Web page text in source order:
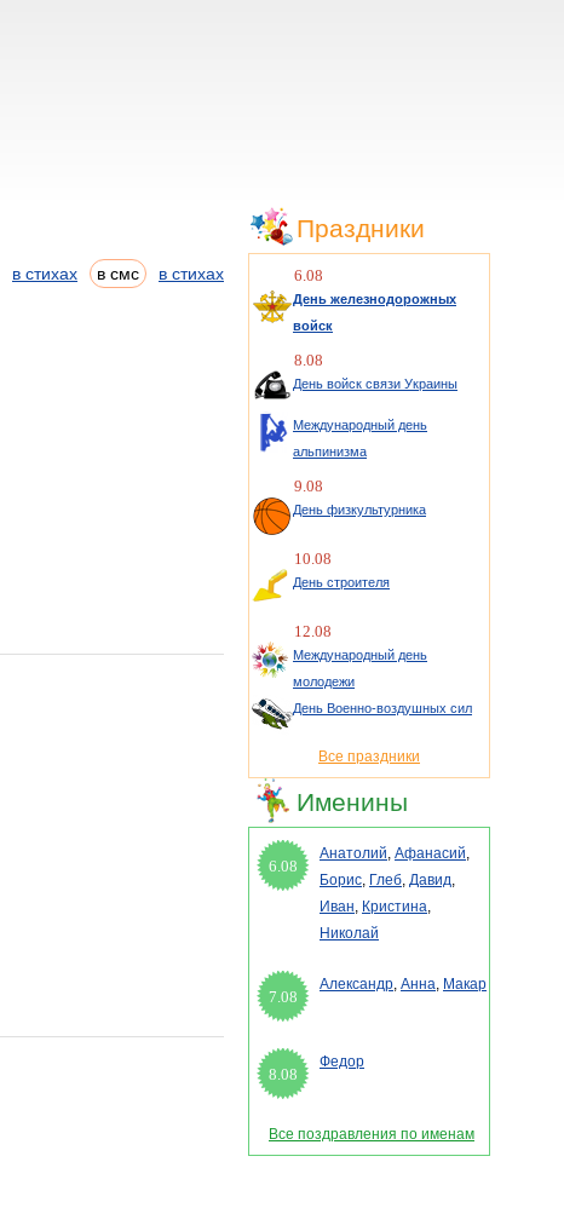
в стихах в смс в стихах
Праздники
6.08
День железнодорожных
войск
8.08
День войск связи Украины
Международный день
альпинизма
9.08
День физкультурника
10.08
День строителя
12.08
Международный день
молодежи
День Военно-воздушных сил
Все праздники
Именины
6.08
Анатолий, Афанасий,
Борис, Глеб, Давид,
Иван, Кристина,
Николай
7.08
Александр, Анна, Макар
8.08
Федор
Все поздравления по именам